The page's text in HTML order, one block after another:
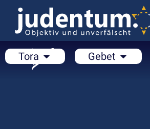
Tora Gebet